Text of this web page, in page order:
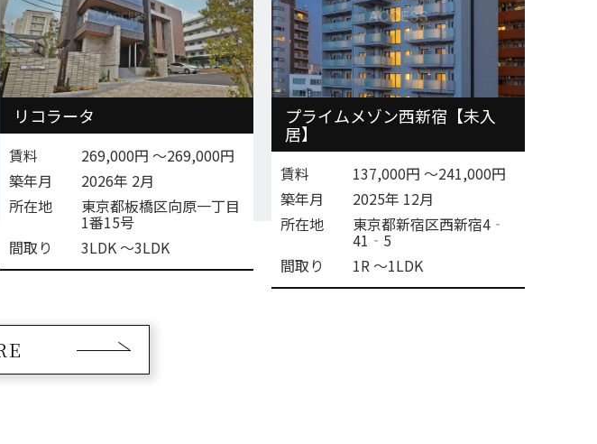
リコラータ
賃料
269,000円 〜269,000円
築年月
2026年 2月
所在地
東京都板橋区向原一丁目
1番15号
間取り
3LDK 〜3LDK
プライムメゾン西新宿【未入
居】
賃料
137,000円 〜241,000円
築年月
2025年 12月
所在地
東京都新宿区西新宿4‐
41‐5
間取り
1R 〜1LDK